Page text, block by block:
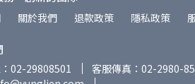
關於我們 退款政策 隱私政策
02-29808501
客服傳真：02-2980-